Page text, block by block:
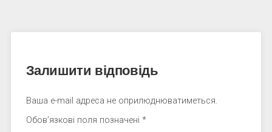
Залишити відповідь
Ваша e-mail адреса не оприлюднюватиметься.
Обов’язкові поля позначені *